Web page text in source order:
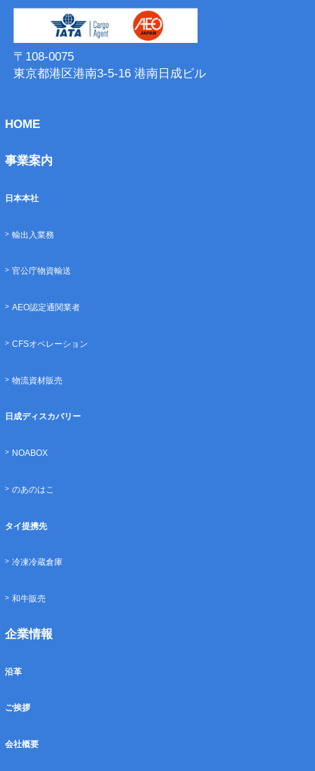
〒108-0075
東京都港区港南3-5-16 港南⽇成ビル
HOME
事業案内
日本本社
輸出入業務
官公庁物資輸送
AEO認定通関業者
CFSオペレーション
物流資材販売
日成ディスカバリー
NOABOX
のあのはこ
タイ提携先
冷凍冷蔵倉庫
和牛販売
企業情報
沿革
ご挨拶
会社概要